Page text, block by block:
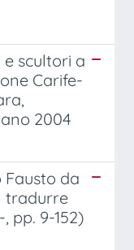
e scultori a
Carife-
2004
Fausto da
tradurre
pp. 9-152)